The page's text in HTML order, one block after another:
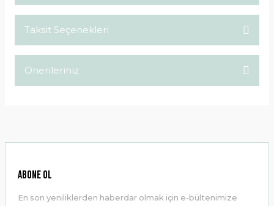
Taksit Seçenekleri
Önerileriniz
Ürün resmi kalitesiz, bozuk veya görüntülenemiyor.
Ürün bilgilerinde hatalar bulunuyor.
ABONE OL
En son yeniliklerden haberdar olmak için e-bültenimize